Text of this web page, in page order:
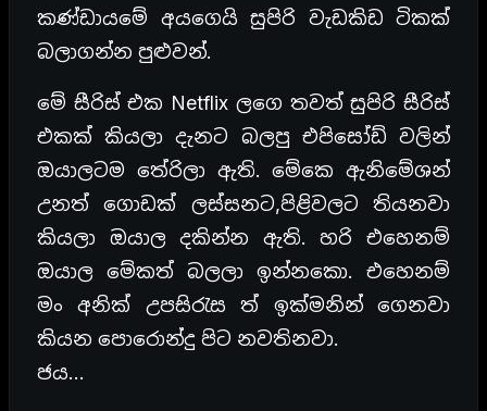
කණ්ඩායමේ අයගෙයි සුපිරි වැඩකිඩ ටිකක්
බලාගන්න පුළුවන්.
මේ සීරිස් එක Netflix ලගෙ තවත් සුපිරි සීරිස්
එකක් කියලා දැනට බලපු එපිසෝඩ් වලින්
ඔයාලටම තේරිලා ඇති. මේකෙ ඇනිමේශන්
උනත් ගොඩක් ලස්සනට,පිළිවලට තියනවා
කියලා ඔයාල දකින්න ඇති. හරි එහෙනම්
ඔයාල මේකත් බලලා ඉන්නකො. එහෙනම්
මං අනික් උපසිරැස ත් ඉක්මනින් ගෙනවා
කියන පොරොන්දු පිට නවතිනවා.
ජය…